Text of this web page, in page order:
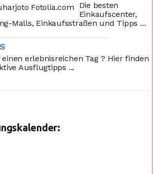
Die besten
Einkaufscenter,
Malls, Einkaufsstraßen und Tipps ...
erlebnisreichen Tag ? Hier finden
Ausflugtipps ...